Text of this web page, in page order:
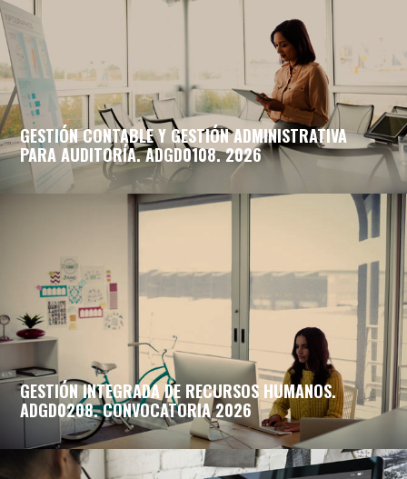
GESTIÓN CONTABLE Y GESTIÓN ADMINISTRATIVA
PARA AUDITORÍA. ADGD0108. 2026
GESTIÓN INTEGRADA DE RECURSOS HUMANOS.
ADGD0208. CONVOCATORIA 2026